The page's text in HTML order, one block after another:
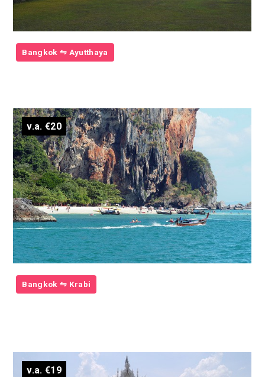
Bangkok ⇋ Ayutthaya
v.a. €20
Bangkok ⇋ Krabi
v.a. €19